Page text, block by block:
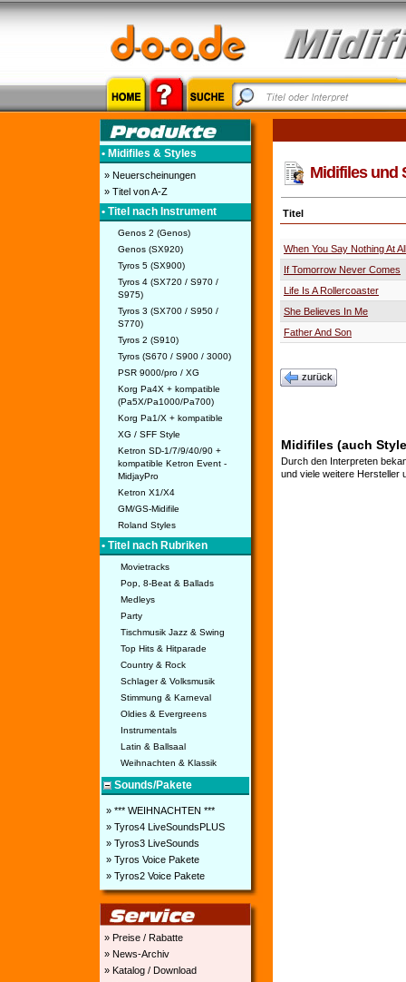
• Midifiles & Styles
» Neuerscheinungen
» Titel von A-Z
• Titel nach Instrument
Genos 2 (Genos)
Genos (SX920)
Tyros 5 (SX900)
Tyros 4 (SX720 / S970 /
S975)
Tyros 3 (SX700 / S950 /
S770)
Tyros 2 (S910)
Tyros (S670 / S900 / 3000)
PSR 9000/pro / XG
Korg Pa4X + kompatible
(Pa5X/Pa1000/Pa700)
Korg Pa1/X + kompatible
XG / SFF Style
Ketron SD-1/7/9/40/90 +
kompatible Ketron Event -
MidjayPro
Ketron X1/X4
GM/GS-Midifile
Roland Styles
• Titel nach Rubriken
Movietracks
Pop, 8-Beat & Ballads
Medleys
Party
Tischmusik Jazz & Swing
Top Hits & Hitparade
Country & Rock
Schlager & Volksmusik
Stimmung & Karneval
Oldies & Evergreens
Instrumentals
Latin & Ballsaal
Weihnachten & Klassik
Sounds/Pakete
» *** WEIHNACHTEN ***
» Tyros4 LiveSoundsPLUS
» Tyros3 LiveSounds
» Tyros Voice Pakete
» Tyros2 Voice Pakete
» Preise / Rabatte
» News-Archiv
» Katalog / Download
Midifiles und
Titel
When You Say Nothing At All
If Tomorrow Never Comes
Life Is A Rollercoaster
She Believes In Me
Father And Son
zurück
Midifiles (auch
Durch den Interpreten
und viele weitere Hersteller